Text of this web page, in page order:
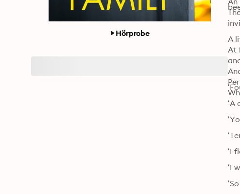
Hörprobe
A
At
‘A
‘I
‘I